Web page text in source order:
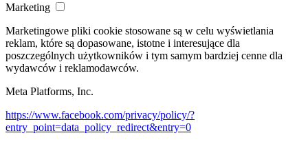
Marketing
Marketingowe pliki cookie stosowane są w celu wyświetlania
reklam, które są dopasowane, istotne i interesujące dla
poszczególnych użytkowników i tym samym bardziej cenne dla
wydawców i reklamodawców.
Meta Platforms, Inc.
https://www.facebook.com/privacy/policy/?
entry_point=data_policy_redirect&entry=0